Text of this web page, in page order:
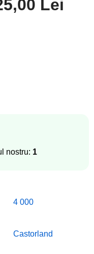
Lei
nostru: 1
4 000
Castorland